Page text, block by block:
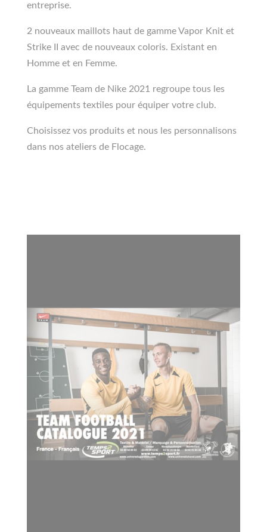
entreprise.
2 nouveaux maillots haut de gamme Vapor Knit et
Strike II avec de nouveaux coloris. Existant en
Homme et en Femme.
La gamme Team de Nike 2021 regroupe tous les
équipements textiles pour équiper votre club.
Choisissez vos produits et nous les personnalisons
dans nos ateliers de Flocage.